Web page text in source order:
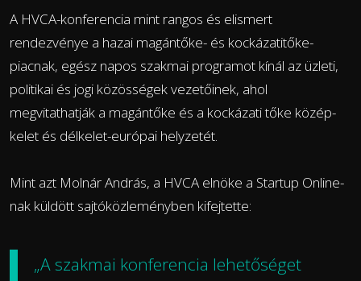
A HVCA-konferencia mint rangos és elismert
rendezvénye a hazai magántőke- és kockázatitőke-
piacnak, egész napos szakmai programot kínál az üzleti,
politikai és jogi közösségek vezetőinek, ahol
megvitathatják a magántőke és a kockázati tőke közép-
kelet és délkelet-európai helyzetét.
Mint azt Molnár András, a HVCA elnöke a Startup Online-
nak küldött sajtóközleményben kifejtette:
„A szakmai konferencia lehetőséget